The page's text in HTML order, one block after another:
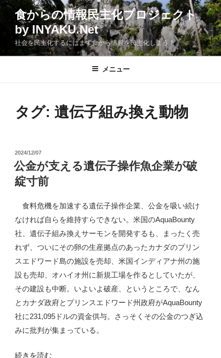
コ
食からの情報民主化プロジェクト
by INYAKU.Net
社会を民主化するにはまず食から情報を民主化しよう！
メニュー
タグ: 遺伝子組み換え動物
投
稿
日:
2024/12/07
公金が支える遺伝子操作魚企業が破
綻寸前
食料危機を加速する遺伝子操作企業、公金を吸い続け
なければ自らを維持すらできない。米国のAquaBounty
社、遺伝子組み換えサーモンを開発するも、まったく売
れず、ついにその卵の生産拠点のあったカナダのプリン
スエドワード島の施設を売却、米国インディアナ州の施
設も売却、オハイオ州に新規工場を作るとしていたが、
その建設も中断。いよいよ破産、というところで、なん
とカナダ政府とプリンスエドワード州政府がAquaBounty
社に231,095ドルの資金供与。さっそくその公金のつぎ込
みに批判が集まっている。
“公
続きを読む